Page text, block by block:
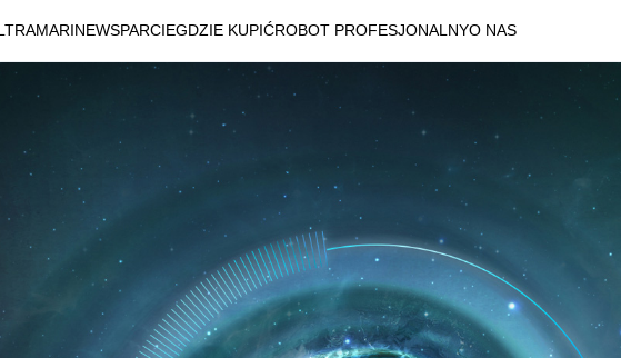
WSPARCIEGDZIE KUPIĆROBOT PROFESJONALNYO NAS